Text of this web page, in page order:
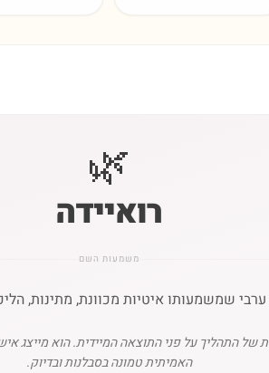
🌿
רואיידה
משמעות השם
שמשמעותו איטיות מכוונת, מתינות,
התהליך על פני התוצאה המיידית. הוא מייצג
האמיתית טמונה בסבלנות ובדיוק.